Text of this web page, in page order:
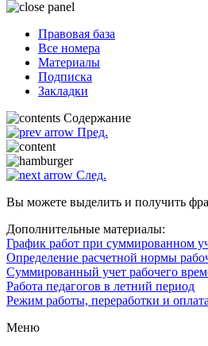
Правовая база
Все номера
Материалы
Подписка
Закладки
Содержание
Пред.
След.
Вы можете выделить и получить
Дополнительные материалы:
График работ при суммированном
Определение расчетной нормы
Суммированный учет рабочего
Работа педагогов в летний период
Режим работы, переработки и
Меню